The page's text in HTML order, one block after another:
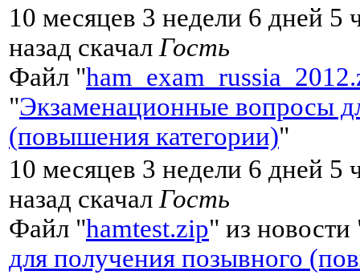
10 месяцев 3 недели 6 дней 5
назад скачал Гость
Файл "
"Экзаменационные вопросы
(повышения категории)"
10 месяцев 3 недели 6 дней 5
назад скачал Гость
Файл "hamtest.zip" из новости
для получения позывного